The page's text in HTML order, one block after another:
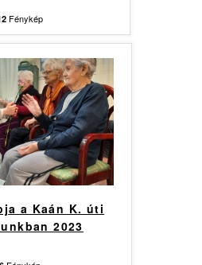
Fénykép
a Kaán K. úti
2023